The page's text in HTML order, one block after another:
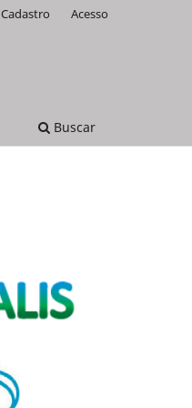
Buscar
Cadastro Acesso